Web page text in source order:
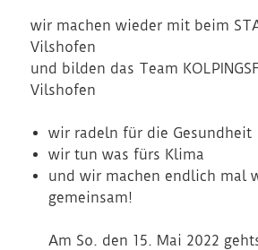
wir machen wieder mit beim
Vilshofen
und bilden das Team
Vilshofen
wir radeln für die Gesundheit
wir tun was fürs Klima
und wir machen endlich mal
gemeinsam!
Am So. den 15. Mai 2022